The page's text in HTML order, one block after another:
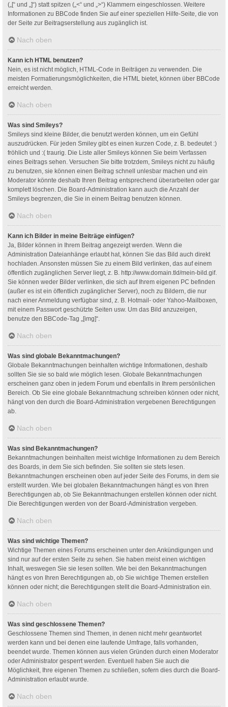
(„[“ und „]“) statt spitzen („<“ und „>“) Klammern eingeschlossen. Weitere
Informationen zu BBCode finden Sie auf einer speziellen Hilfe-Seite, die von
der Seite zur Beitragserstellung aus zugänglich ist.
Nach oben
Kann ich HTML benutzen?
Nein, es ist nicht möglich, HTML-Code in Beiträgen zu verwenden. Die
meisten Formatierungsmöglichkeiten, die HTML bietet, können über BBCode
erreicht werden.
Nach oben
Was sind Smileys?
Smileys sind kleine Bilder, die benutzt werden können, um ein Gefühl
auszudrücken. Für jeden Smiley gibt es einen kurzen Code, z. B. bedeutet :)
fröhlich und :( traurig. Die Liste aller Smileys können Sie beim Verfassen
eines Beitrags sehen. Versuchen Sie bitte trotzdem, Smileys nicht zu häufig
zu benutzen, sie können einen Beitrag schnell unlesbar machen und ein
Moderator könnte deshalb Ihren Beitrag entsprechend überarbeiten oder gar
komplett löschen. Die Board-Administration kann auch die Anzahl der
Smileys begrenzen, die Sie in einem Beitrag benutzen können.
Nach oben
Kann ich Bilder in meine Beiträge einfügen?
Ja, Bilder können in Ihrem Beitrag angezeigt werden. Wenn die
Administration Dateianhänge erlaubt hat, können Sie das Bild auch direkt
hochladen. Ansonsten müssen Sie zu einem Bild verlinken, das auf einem
öffentlich zugänglichen Server liegt, z. B. http://www.domain.tld/mein-bild.gif.
Sie können weder Bilder verlinken, die sich auf Ihrem eigenen PC befinden
(außer es ist ein öffentlich zugänglicher Server), noch zu Bildern, die nur
nach einer Anmeldung verfügbar sind, z. B. Hotmail- oder Yahoo-Mailboxen,
mit einem Passwort geschützte Seiten usw. Um das Bild anzuzeigen,
benutze den BBCode-Tag „[img]“.
Nach oben
Was sind globale Bekanntmachungen?
Globale Bekanntmachungen beinhalten wichtige Informationen, deshalb
sollten Sie sie so bald wie möglich lesen. Globale Bekanntmachungen
erscheinen ganz oben in jedem Forum und ebenfalls in Ihrem persönlichen
Bereich. Ob Sie eine globale Bekanntmachung schreiben können oder nicht,
hängt von den durch die Board-Administration vergebenen Berechtigungen
ab.
Nach oben
Was sind Bekanntmachungen?
Bekanntmachungen beinhalten meist wichtige Informationen zu dem Bereich
des Boards, in dem Sie sich befinden. Sie sollten sie stets lesen.
Bekanntmachungen erscheinen oben auf jeder Seite des Forums, in dem sie
erstellt wurden. Wie bei globalen Bekanntmachungen hängt es von Ihren
Berechtigungen ab, ob Sie Bekanntmachungen erstellen können oder nicht.
Die Berechtigungen werden von der Board-Administration vergeben.
Nach oben
Was sind wichtige Themen?
Wichtige Themen eines Forums erscheinen unter den Ankündigungen und
sind nur auf der ersten Seite zu sehen. Sie haben meist einen wichtigen
Inhalt, weswegen Sie sie lesen sollten. Wie bei den Bekanntmachungen
hängt es von Ihren Berechtigungen ab, ob Sie wichtige Themen erstellen
können oder nicht; die Berechtigungen stellt die Board-Administration ein.
Nach oben
Was sind geschlossene Themen?
Geschlossene Themen sind Themen, in denen nicht mehr geantwortet
werden kann und bei denen eine laufende Umfrage, falls vorhanden,
beendet wurde. Themen können aus vielen Gründen durch einen Moderator
oder Administrator gesperrt werden. Eventuell haben Sie auch die
Möglichkeit, Ihre eigenen Themen zu schließen, sofern dies durch die Board-
Administration erlaubt wurde.
Nach oben